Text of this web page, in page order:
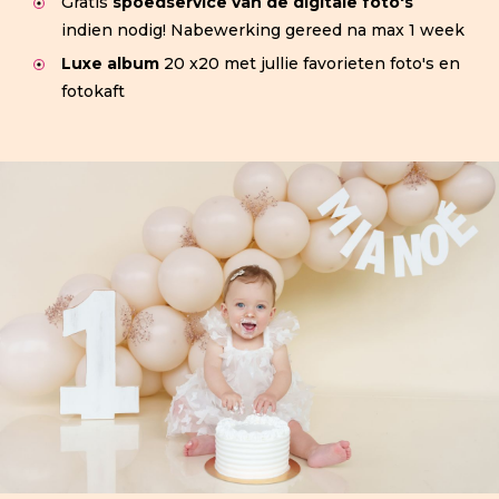
indien nodig! Nabewerking gereed na max 1 week
Luxe album 20 x20 met jullie favorieten foto's en
fotokaft